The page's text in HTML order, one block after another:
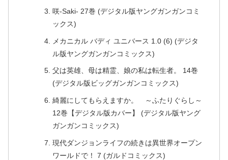
咲-Saki- 27巻 (デジタル版ヤングガンガンコミ
ックス)
メカニカル バディ ユニバース 1.0 (6) (デジタ
ル版ヤングガンガンコミックス)
父は英雄、母は精霊、娘の私は転生者。 14巻
(デジタル版ビッグガンガンコミックス)
綺麗にしてもらえますか。 ～ふたりぐらし～
12巻【デジタル版カバー】 (デジタル版ヤング
ガンガンコミックス)
現代ダンジョンライフの続きは異世界オープン
ワールドで！ 7 (ガルドコミックス)